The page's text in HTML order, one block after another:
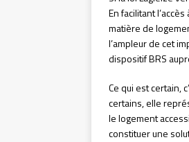
En facilitant
matière de
l’ampleur de cet
dispositif BRS
Ce qui est certain,
certains, elle
le logement
constituer une